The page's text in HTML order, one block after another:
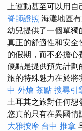
上運動甚至可以用自
脊師證照 海灘地區
幼兒提供了一個單獨
真正的舒適性和安全
的假期，而不必擔心
優點是提供預先計劃
旅的特殊魅力在於將
中 外燴 茶點 搜尋引
土耳其之旅對任何想
您真的只有在異國情
大雅按摩 台中 推拿